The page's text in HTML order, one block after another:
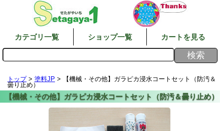
カテゴリ一覧 ショップ一覧 カートを見る
トップ> 塗料JP > 【機械・その他】ガラピカ浸水コートセット（防汚＆
曇り止め）